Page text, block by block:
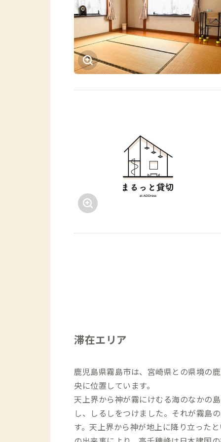
滞在エリア
鹿児島県霧島市は、宮崎県との県境の
央に位置しています。
天上界から神が霧にけむる海のなかの
し、しるしをつけました。それが霧島
す。天上界から神が地上に降り立った